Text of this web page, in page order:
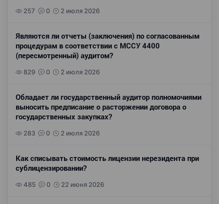
257 0 2 июля 2026
Являются ли отчеты (заключения) по согласованным
процедурам в соответствии с МССУ 4400
(пересмотренный) аудитом?
829 0 2 июля 2026
Обладает ли государственный аудитор полномочиями
выносить предписание о расторжении договора о
государственных закупках?
283 0 2 июля 2026
Как списывать стоимость лицензии нерезидента при
сублицензировании?
485 0 22 июня 2026